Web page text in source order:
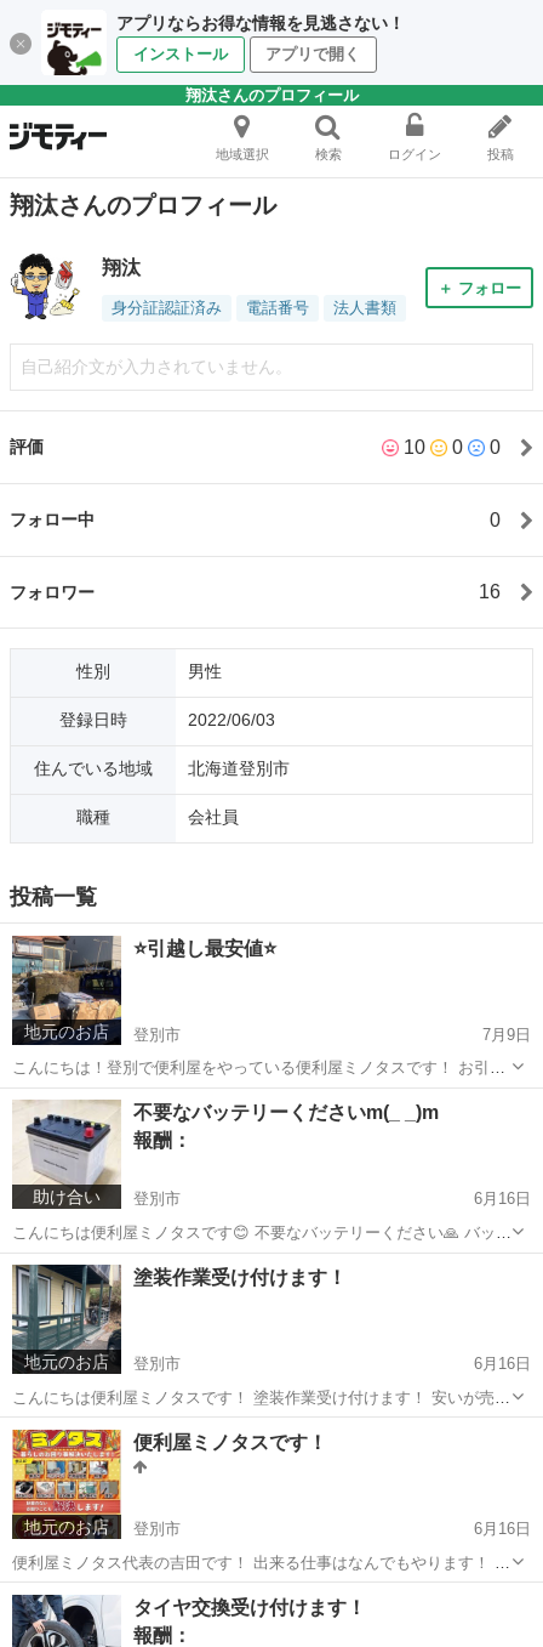
アプリならお得な情報を見逃さない！
インストール アプリで開く
翔汰さんのプロフィール
地域選択 検索 ログイン 投稿
翔汰さんのプロフィール
翔汰
身分証認証済み 電話番号 法人書類
＋ フォロー
自己紹介文が入力されていません。
評価 10 0 0
フォロー中 0
フォロワー 16
性別 男性
登録日時 2022/06/03
住んでいる地域 北海道登別市
職種 会社員
投稿一覧
地元のお店
⭐️引越し最安値⭐️
登別市
7月9日
こんにちは！登別で便利屋をやっている便利屋ミノタスです！ お引越
し作業やります！ 地域最安値でやります！ 早い安心安いでやっており
ますのでぜひ一度ご連絡お待ちしております！
北海道 登別市 引っ越し
助け合い
不要なバッテリーくださいm(_ _)m
報酬：
登別市
6月16日
こんにちは便利屋ミノタスです😊 不要なバッテリーください🙏 バッテ
リー式溶接や、非常電源として使いたいです！
北海道 登別市 買いたい/ください
地元のお店
塗装作業受け付けます！
登別市
6月16日
こんにちは便利屋ミノタスです！ 塗装作業受け付けます！ 安いが売り
なので是非1度無料御見積もり待っています！
北海道 登別市 便利屋
地元のお店
便利屋ミノタスです！
登別市
6月16日
便利屋ミノタス代表の吉田です！ 出来る仕事はなんでもやります！ 例
引っ越しの手伝い 解体作業 買い物代行 草刈り 除雪 家の塗装関係 鍛
冶屋関係 ハウスクリーニング 車のあれこれ等 なんでもやります！ ぜ
ひご連絡お待ちし...
北海道 登別市 便利屋 無料
タイヤ交換受け付けます！
報酬：